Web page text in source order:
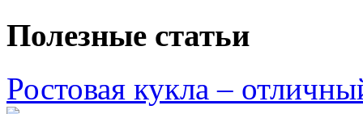
Полезные статьи
Ростовая кукла –